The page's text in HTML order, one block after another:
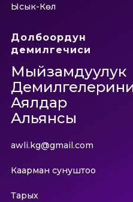
Ысык-Көл
Долбоордун
демилгечиси
Мыйзамдуулук
Аялдар
Альянсы
awli.kg@gmail.com
Каарман сунуштоо
Тарых